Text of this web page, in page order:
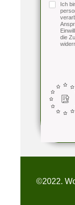
Ich
die
©2022.